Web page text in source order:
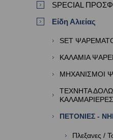
SPECIAL
Είδη Αλιείας
SET
ΚΑΛΑΜΙΑ
ΜΗΧΑΝΙΣΜΟΙ
ΤΕΧΝΗΤΑ
ΚΑΛΑΜΑΡΙΕΡΕΣ
ΠΕΤΟΝΙΕΣ -
Πλεξανες /